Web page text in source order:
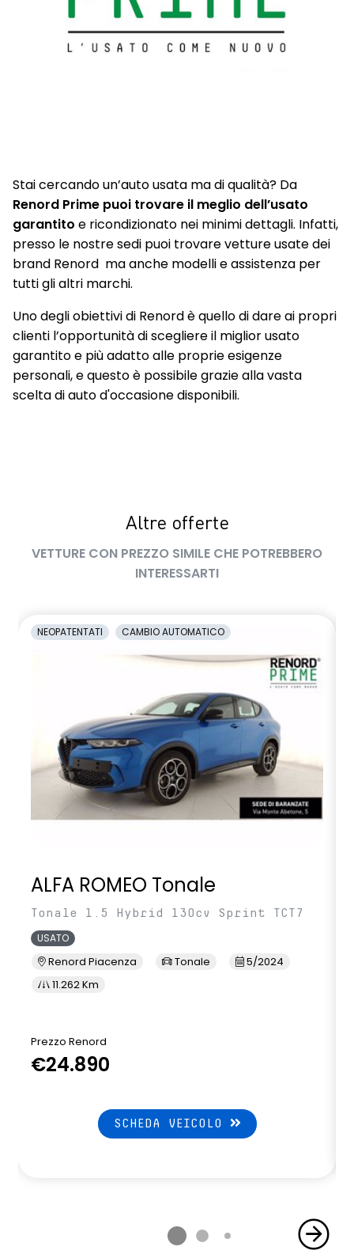
Stai cercando un’auto usata ma di qualità? Da
Renord Prime puoi trovare il meglio dell’usato
garantito e ricondizionato nei minimi dettagli. Infatti,
presso le nostre sedi puoi trovare vetture usate dei
brand Renord ma anche modelli e assistenza per
tutti gli altri marchi.
Uno degli obiettivi di Renord è quello di dare ai propri
clienti l’opportunità di scegliere il miglior usato
garantito e più adatto alle proprie esigenze
personali, e questo è possibile grazie alla vasta
scelta di auto d'occasione disponibili.
Altre offerte
VETTURE CON PREZZO SIMILE CHE POTREBBERO
INTERESSARTI
NEOPATENTATI CAMBIO AUTOMATICO
ALFA ROMEO Tonale
Tonale 1.5 Hybrid 130cv Sprint TCT7
USATO
Renord Piacenza Tonale
5/2024
11.262 Km
Prezzo Renord
€24.890
SCHEDA VEICOLO